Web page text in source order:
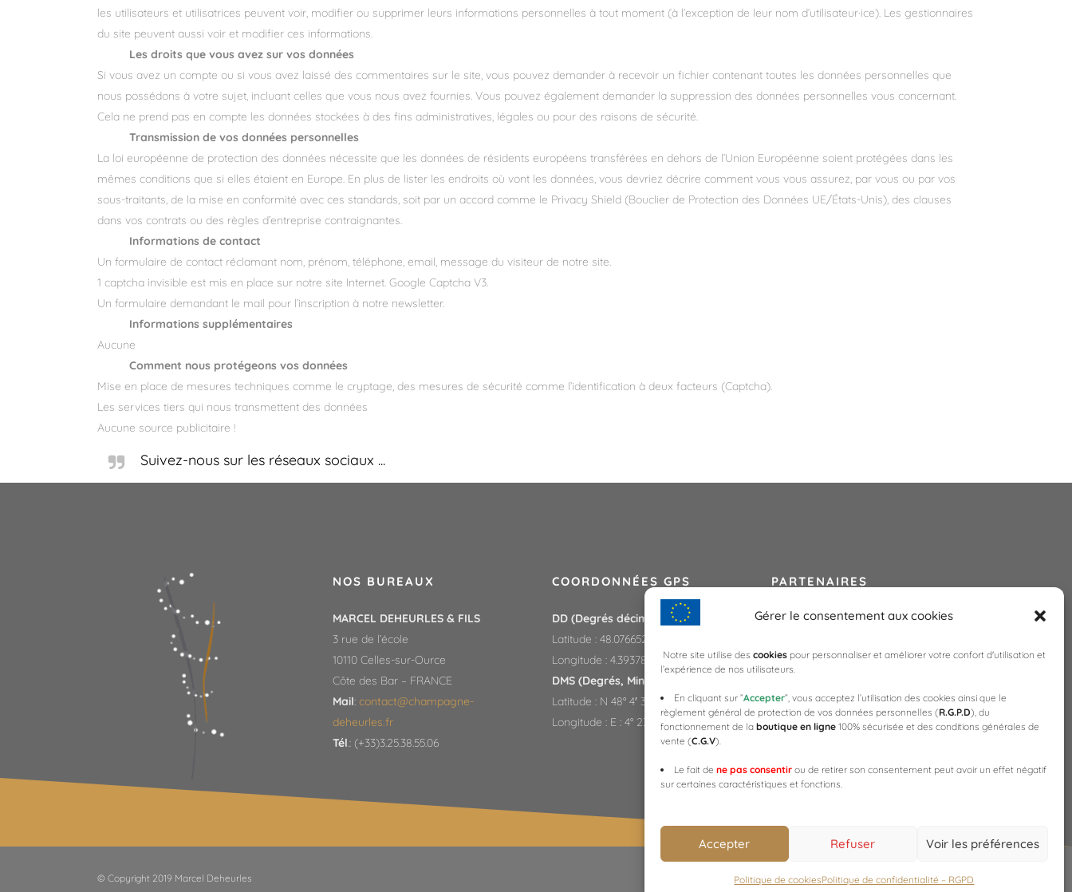
Gérer le consentement aux cookies
Notre site utilise des cookies pour personnaliser et améliorer votre confort d'utilisation et
l’expérience de nos utilisateurs.
En cliquant sur ”Accepter”, vous acceptez l’utilisation des cookies ainsi que le
règlement général de protection de vos données personnelles (R.G.P.D), du
fonctionnement de la boutique en ligne 100% sécurisée et des conditions générales de
vente (C.G.V).
Le fait de ne pas consentir ou de retirer son consentement peut avoir un effet négatif
sur certaines caractéristiques et fonctions.
Accepter Refuser Voir les préférences
Politique de cookiesPolitique de confidentialité – RGPD
les utilisateurs et utilisatrices peuvent voir, modifier ou supprimer leurs informations personnelles à tout moment (à l’exception de leur nom d’utilisateur·ice). Les gestionnaires
du site peuvent aussi voir et modifier ces informations.
Les droits que vous avez sur vos données
Si vous avez un compte ou si vous avez laissé des commentaires sur le site, vous pouvez demander à recevoir un fichier contenant toutes les données personnelles que
nous possédons à votre sujet, incluant celles que vous nous avez fournies. Vous pouvez également demander la suppression des données personnelles vous concernant.
Cela ne prend pas en compte les données stockées à des fins administratives, légales ou pour des raisons de sécurité.
Transmission de vos données personnelles
La loi européenne de protection des données nécessite que les données de résidents européens transférées en dehors de l’Union Européenne soient protégées dans les
mêmes conditions que si elles étaient en Europe. En plus de lister les endroits où vont les données, vous devriez décrire comment vous vous assurez, par vous ou par vos
sous-traitants, de la mise en conformité avec ces standards, soit par un accord comme le Privacy Shield (Bouclier de Protection des Données UE/États-Unis), des clauses
dans vos contrats ou des règles d’entreprise contraignantes.
Informations de contact
Un formulaire de contact réclamant nom, prénom, téléphone, email, message du visiteur de notre site.
1 captcha invisible est mis en place sur notre site Internet. Google Captcha V3.
Un formulaire demandant le mail pour l’inscription à notre newsletter.
Informations supplémentaires
Aucune
Comment nous protégeons vos données
Mise en place de mesures techniques comme le cryptage, des mesures de sécurité comme l’identification à deux facteurs (Captcha).
Les services tiers qui nous transmettent des données
Aucune source publicitaire !
Suivez-nous sur les réseaux sociaux ...
NOS BUREAUX
MARCEL DEHEURLES & FILS
3 rue de l’école
10110 Celles-sur-Ource
Côte des Bar – FRANCE
Mail: contact@champagne-
deheurles.fr​
Tél.: (+33)3.25.38.55.06
COORDONNÉES GPS
DD (Degrés décimaux):
Latitude : 48.0766525
Longitude : 4.393789999999967
DMS (Degrés, Minutes, Secondes)
Latitude : N 48° 4′ 35.949″
Longitude : E : 4° 23′ 37.643″
PARTENAIRES
CAP'C
CHAMPAGNE DAY
CHAMPAGNE
SAULTE BOUCHON
© Copyright 2019 Marcel Deheurles Designed byWeb3-Design